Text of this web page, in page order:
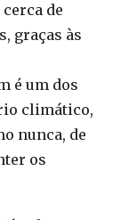
de
graças às
é um dos
climático,
nunca, de
os